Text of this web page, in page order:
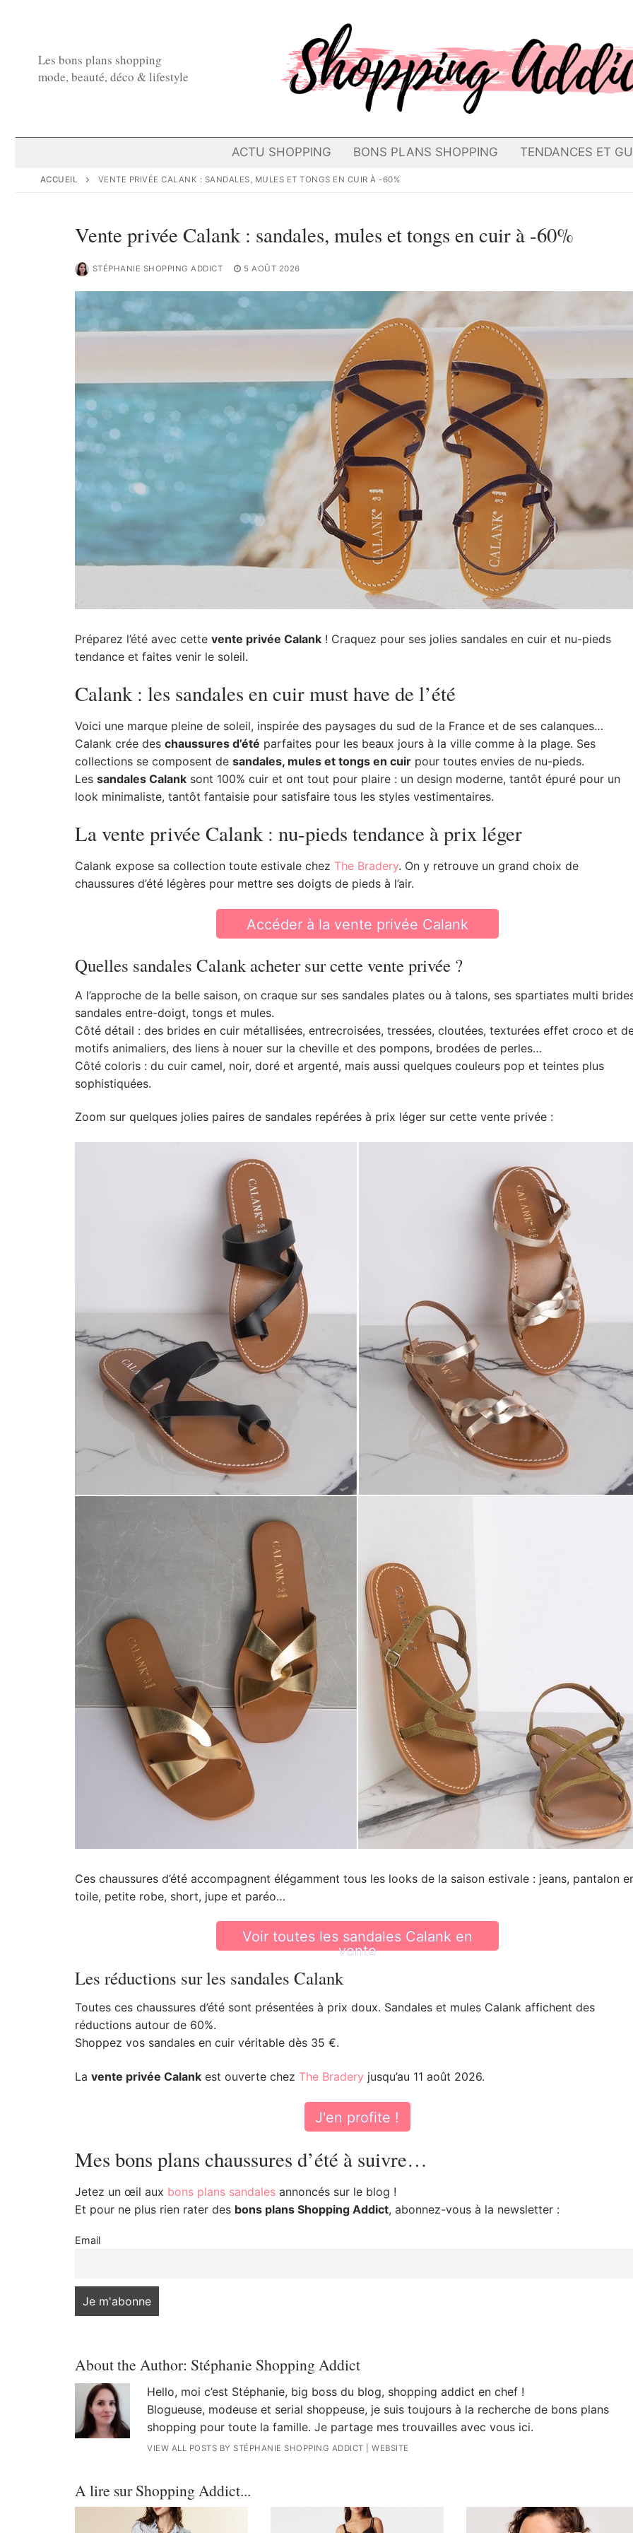
Les bons plans shopping
mode, beauté, déco & lifestyle
ACTU SHOPPING BONS PLANS SHOPPING TENDANCES ET
ACCUEIL VENTE PRIVÉE CALANK : SANDALES, MULES ET TONGS EN CUIR À -60%
Vente privée Calank : sandales, mules et tongs en cuir à -60%
STÉPHANIE SHOPPING ADDICT 5 AOÛT 2026
Préparez l’été avec cette vente privée Calank! Craquez pour ses jolies sandales en cuir et nu-pieds
tendance et faites venir le soleil.
Calank : les sandales en cuir must have de l’été
Voici une marque pleine de soleil, inspirée des paysages du sud de la France et de ses calanques…
Calank crée des chaussures d’été parfaites pour les beaux jours à la ville comme à la plage. Ses
collections se composent de sandales, mules et tongs en cuirpour toutes envies de nu-pieds.
Les sandales Calanksont 100% cuir et ont tout pour plaire : un design moderne, tantôt épuré pour un
look minimaliste, tantôt fantaisie pour satisfaire tous les styles vestimentaires.
La vente privée Calank : nu-pieds tendance à prix léger
Calank expose sa collection toute estivale chez The Bradery. On y retrouve un grand choix de
chaussures d’été légères pour mettre ses doigts de pieds à l’air.
Accéder à la vente privée Calank
Quelles sandales Calank acheter sur cette vente privée ?
A l’approche de la belle saison, on craque sur ses sandales plates ou à talons, ses spartiates multi
sandales entre-doigt, tongs et mules.
Côté détail : des brides en cuir métallisées, entrecroisées, tressées, cloutées, texturées effet croco et
motifs animaliers, des liens à nouer sur la cheville et des pompons, brodées de perles…
Côté coloris : du cuir camel, noir, doré et argenté, mais aussi quelques couleurs pop et teintes plus
sophistiquées.
Zoom sur quelques jolies paires de sandales repérées à prix léger sur cette vente privée :
Ces chaussures d’été accompagnent élégamment tous les looks de la saison estivale : jeans, pantalon
toile, petite robe, short, jupe et paréo…
Voir toutes les sandales Calank en
vente
Les réductions sur les sandales Calank
Toutes ces chaussures d’été sont présentées à prix doux. Sandales et mules Calank affichent des
réductions autour de 60%.
Shoppez vos sandales en cuir véritable dès 35 €.
La vente privée Calankest ouverte chez The Bradery jusqu’au 11 août 2026.
J'en profite !
Mes bons plans chaussures d’été à suivre…
Jetez un œil aux bons plans sandalesannoncés sur le blog !
Et pour ne plus rien rater des bons plans Shopping Addict, abonnez-vous à la newsletter :
Email
About the Author: Stéphanie Shopping Addict
Hello, moi c’est Stéphanie, big boss du blog, shopping addict en chef !
Blogueuse, modeuse et serial shoppeuse, je suis toujours à la recherche de bons plans
shopping pour toute la famille. Je partage mes trouvailles avec vous ici.
VIEW ALL POSTS BY STÉPHANIE SHOPPING ADDICT |WEBSITE
A lire sur Shopping Addict...